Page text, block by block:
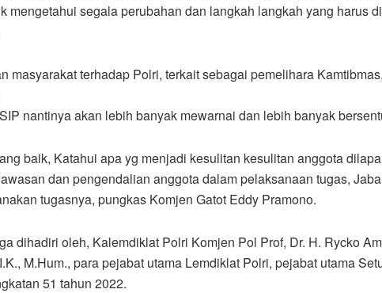
mengetahui segala perubahan dan langkah langkah yang harus
masyarakat terhadap Polri, terkait sebagai pemelihara
nantinya akan lebih banyak mewarnai dan lebih banyak
baik, Katahui apa yg menjadi kesulitan kesulitan anggota
dan pengendalian anggota dalam pelaksanaan tugas,
tugasnya, pungkas Komjen Gatot Eddy Pramono.
dihadiri oleh, Kalemdiklat Polri Komjen Pol Prof, Dr. H. Rycko
M.Hum., para pejabat utama Lemdiklat Polri, pejabat utama
51 tahun 2022.